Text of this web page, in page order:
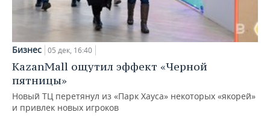
ОТКРЫТАЯ ЛЕКЦИЯ
БАСКЕТБОЛ
КИБЕРСПОРТ
ФИГУРНОЕ КАТАНИЕ
ИНФРАСТРУКТУРА
КУЛЬТУРА
МЕДИЦИНА
СПРАВОЧНИК
СПИСОК ПЕРСОН
СПИСОК КОМПАНИЙ
Бизнес 05 дек, 16:40
KazanMall ощутил эффект «Черной
пятницы»
Новый ТЦ перетянул из «Парк Хауса» некоторых «якорей»
и привлек новых игроков